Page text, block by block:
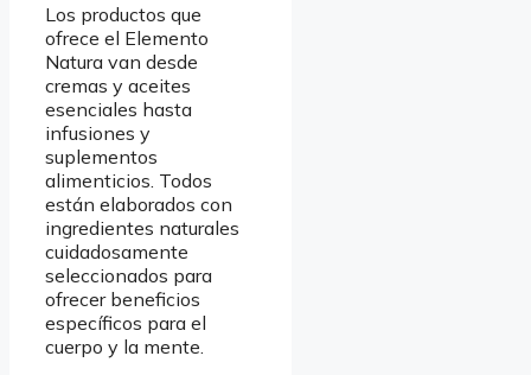
Los productos que
ofrece el Elemento
Natura van desde
cremas y aceites
esenciales hasta
infusiones y
suplementos
alimenticios. Todos
están elaborados con
ingredientes naturales
cuidadosamente
seleccionados para
ofrecer beneficios
específicos para el
cuerpo y la mente.